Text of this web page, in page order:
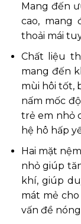
Mang đến
cao, mang
thoải mái
Chất liệu
mang đến
mùi hôi tốt,
nấm mốc
trẻ em nhỏ
hệ hô hấp
Hai mặt
nhỏ giúp
khí, giúp
mát mẻ
vấn đề